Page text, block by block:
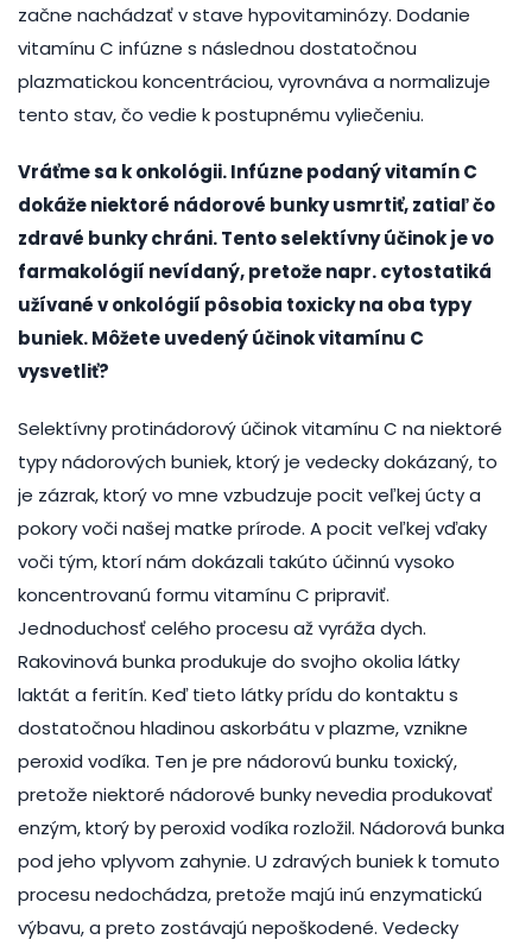
začne nachádzať v stave hypovitaminózy. Dodanie
vitamínu C infúzne s následnou dostatočnou
plazmatickou koncentráciou, vyrovnáva a normalizuje
tento stav, čo vedie k postupnému vyliečeniu.
Vráťme sa k onkológii. Infúzne podaný vitamín C
dokáže niektoré nádorové bunky usmrtiť, zatiaľ čo
zdravé bunky chráni. Tento selektívny účinok je vo
farmakológií nevídaný, pretože napr. cytostatiká
užívané v onkológií pôsobia toxicky na oba typy
buniek. Môžete uvedený účinok vitamínu C
vysvetliť?
Selektívny protinádorový účinok vitamínu C na niektoré
typy nádorových buniek, ktorý je vedecky dokázaný, to
je zázrak, ktorý vo mne vzbudzuje pocit veľkej úcty a
pokory voči našej matke prírode. A pocit veľkej vďaky
voči tým, ktorí nám dokázali takúto účinnú vysoko
koncentrovanú formu vitamínu C pripraviť.
Jednoduchosť celého procesu až vyráža dych.
Rakovinová bunka produkuje do svojho okolia látky
laktát a feritín. Keď tieto látky prídu do kontaktu s
dostatočnou hladinou askorbátu v plazme, vznikne
peroxid vodíka. Ten je pre nádorovú bunku toxický,
pretože niektoré nádorové bunky nevedia produkovať
enzým, ktorý by peroxid vodíka rozložil. Nádorová bunka
pod jeho vplyvom zahynie. U zdravých buniek k tomuto
procesu nedochádza, pretože majú inú enzymatickú
výbavu, a preto zostávajú nepoškodené. Vedecky